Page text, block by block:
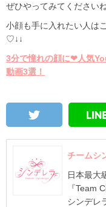
ぜひやってみてください
小顔も手に入れたい人は
♡↓↓
3分で憧れの顔に❤︎人気
動画3選！
チームシ
日本最大
『Team
シンデレ